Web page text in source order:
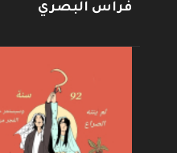
فراس البصري